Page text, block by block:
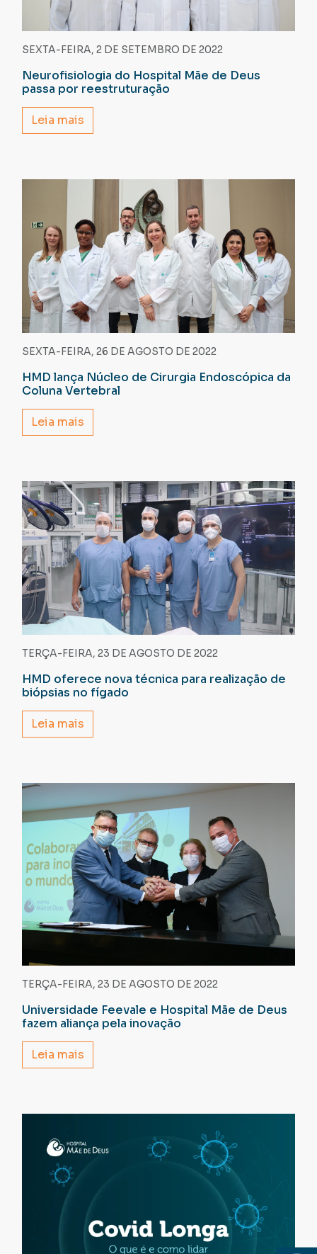
SEXTA-FEIRA, 2 DE SETEMBRO DE 2022
Neurofisiologia do Hospital Mãe de Deus
passa por reestruturação
Leia mais
SEXTA-FEIRA, 26 DE AGOSTO DE 2022
HMD lança Núcleo de Cirurgia Endoscópica da
Coluna Vertebral
Leia mais
TERÇA-FEIRA, 23 DE AGOSTO DE 2022
HMD oferece nova técnica para realização de
biópsias no fígado
Leia mais
TERÇA-FEIRA, 23 DE AGOSTO DE 2022
Universidade Feevale e Hospital Mãe de Deus
fazem aliança pela inovação
Leia mais